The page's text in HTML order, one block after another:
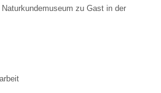
zu Gast in der